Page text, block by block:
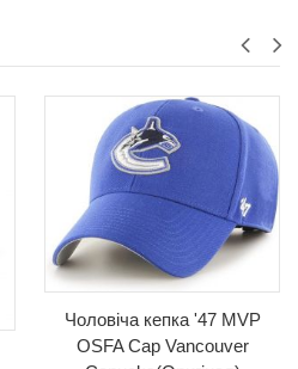
Чоловіча кепка '47 MVP
OSFA Cap Vancouver